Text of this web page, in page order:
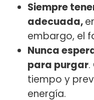
Siempre
adecuada,
embargo, el
Nunca
para purgar
tiempo y
energía.